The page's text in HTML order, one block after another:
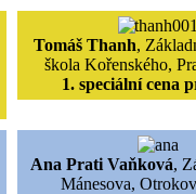
Tomáš Thanh,
škola Kořenského,
1. speciální cena
Ana Prati Vaňková,
Mánesova,